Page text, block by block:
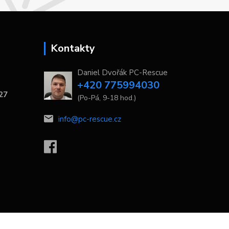
Kontakty
Daniel Dvořák PC-Rescue
+420 775994030
(Po-Pá, 9-18 hod.)
info@pc-rescue.cz